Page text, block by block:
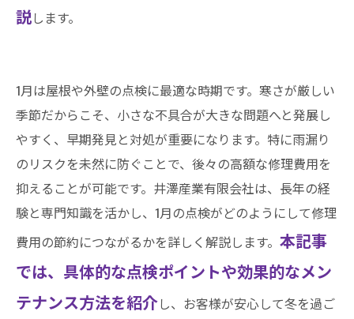
説します。
1月は屋根や外壁の点検に最適な時期です。寒さが厳しい
季節だからこそ、小さな不具合が大きな問題へと発展し
やすく、早期発見と対処が重要になります。特に雨漏り
のリスクを未然に防ぐことで、後々の高額な修理費用を
抑えることが可能です。井澤産業有限会社は、長年の経
験と専門知識を活かし、1月の点検がどのようにして修理
費用の節約につながるかを詳しく解説します。 本記事
では、具体的な点検ポイントや効果的なメン
テナンス方法を紹介し、お客様が安心して冬を過ご